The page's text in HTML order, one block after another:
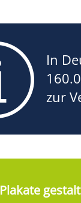
In
zur
Plakate